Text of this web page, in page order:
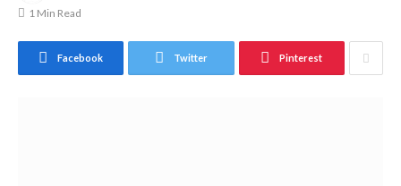
1 Min Read
Facebook Twitter Pinterest